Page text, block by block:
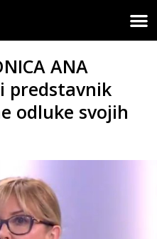
ANA
predstavnik
odluke svojih